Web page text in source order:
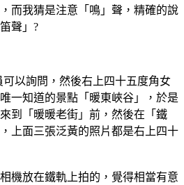
而我猜是注意「鳴」聲，精確的說
聲」?
以詢問，然後右上四十五度角女
一知道的景點「暖東峽谷」，於是
到「暖暖老街」前，然後在「鐵
上面三張泛黃的照片都是右上四十
機放在鐵軌上拍的，覺得相當有意